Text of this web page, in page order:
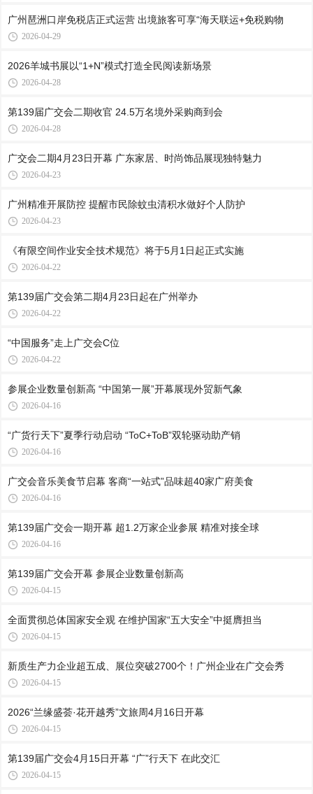
广州琶洲口岸免税店正式运营 出境旅客可享“海天联运+免税购物
2026-04-29
2026羊城书展以“1+N”模式打造全民阅读新场景
2026-04-28
第139届广交会二期收官 24.5万名境外采购商到会
2026-04-28
广交会二期4月23日开幕 广东家居、时尚饰品展现独特魅力
2026-04-23
广州精准开展防控 提醒市民除蚊虫清积水做好个人防护
2026-04-23
《有限空间作业安全技术规范》将于5月1日起正式实施
2026-04-22
第139届广交会第二期4月23日起在广州举办
2026-04-22
“中国服务”走上广交会C位
2026-04-22
参展企业数量创新高 “中国第一展”开幕展现外贸新气象
2026-04-16
“广货行天下”夏季行动启动 “ToC+ToB”双轮驱动助产销
2026-04-16
广交会音乐美食节启幕 客商“一站式”品味超40家广府美食
2026-04-16
第139届广交会一期开幕 超1.2万家企业参展 精准对接全球
2026-04-16
第139届广交会开幕 参展企业数量创新高
2026-04-15
全面贯彻总体国家安全观 在维护国家“五大安全”中挺膺担当
2026-04-15
新质生产力企业超五成、展位突破2700个！广州企业在广交会秀
2026-04-15
2026“兰缘盛荟·花开越秀”文旅周4月16日开幕
2026-04-15
第139届广交会4月15日开幕 “广”行天下 在此交汇
2026-04-15